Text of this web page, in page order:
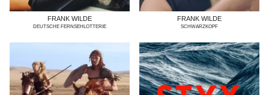
FRANK WILDE
DEUTSCHE FERNSEHLOTTERIE
FRANK WILDE
SCHWARZKOPF